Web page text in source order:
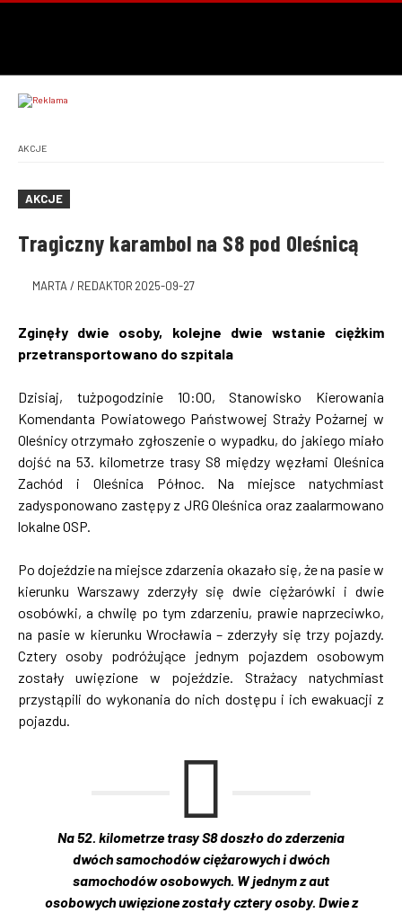
AKCJE
AKCJE
Tragiczny karambol na S8 pod Oleśnicą
MARTA / REDAKTOR 2025-09-27
Zginęły dwie osoby, kolejne dwie wstanie ciężkim
przetransportowano do szpitala
Dzisiaj, tużpogodzinie 10:00, Stanowisko Kierowania
Komendanta Powiatowego Państwowej Straży Pożarnej w
Oleśnicy otrzymało zgłoszenie o wypadku, do jakiego miało
dojść na 53. kilometrze trasy S8 między węzłami Oleśnica
Zachód i Oleśnica Północ. Na miejsce natychmiast
zadysponowano zastępy z JRG Oleśnica oraz zaalarmowano
lokalne OSP.
Po dojeździe na miejsce zdarzenia okazało się, że na pasie w
kierunku Warszawy zderzyły się dwie ciężarówki i dwie
osobówki, a chwilę po tym zdarzeniu, prawie naprzeciwko,
na pasie w kierunku Wrocławia – zderzyły się trzy pojazdy.
Cztery osoby podróżujące jednym pojazdem osobowym
zostały uwięzione w pojeździe. Strażacy natychmiast
przystąpili do wykonania do nich dostępu i ich ewakuacji z
pojazdu.
Na 52. kilometrze trasy S8 doszło do zderzenia
dwóch samochodów ciężarowych i dwóch
samochodów osobowych. W jednym z aut
osobowych uwięzione zostały cztery osoby. Dwie z